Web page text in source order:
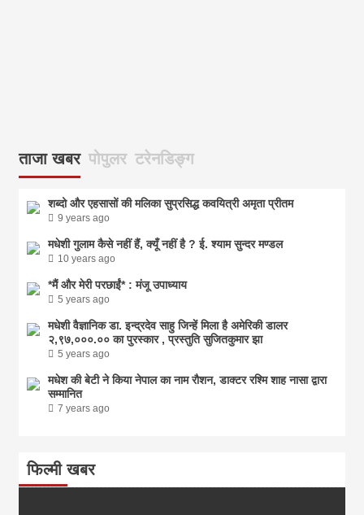
ताजा खबर पोपुलर टरेनडिङ्ग
शब्दो और एहसासों की मलिका सुप्रसिद्ध कवयित्री अमृता प्रीतम
9 years ago
मधेशी गुलाम कैसे नहीं हैं, क्यूँ नहीं है ? ई. श्याम सुन्दर मण्डल
10 years ago
*मैं और मेरी परछाईं* : मंजू उपाध्याय
5 years ago
मधेशी वैज्ञानिक डा. इन्द्रदेव साहु जिन्हें मिला है अमेरिकी डालर
२,९७,०००.०० का पुरस्कार , प्रस्तुति सुजितकुमार झा
5 years ago
मधेश की बेटी ने किया नेपाल का नाम राैशन, डाक्टर रश्मि शाह नासा द्वारा
सम्मानित
7 years ago
फिल्मी खबर